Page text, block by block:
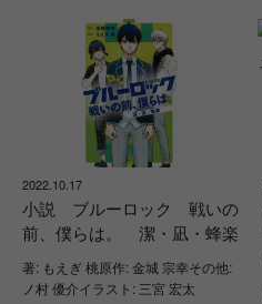
2022.10.17
小説 ブルーロック 戦いの
前、僕らは。 潔・凪・蜂楽
著: もえぎ 桃原作: 金城 宗幸その他:
ノ村 優介イラスト: 三宮 宏太